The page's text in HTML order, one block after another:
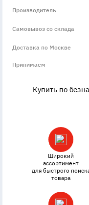
Производитель
Самовывоз со склада
Доставка по Москве
Принимаем
Купить по
Широкий
ассортимент
для быстрого
товара